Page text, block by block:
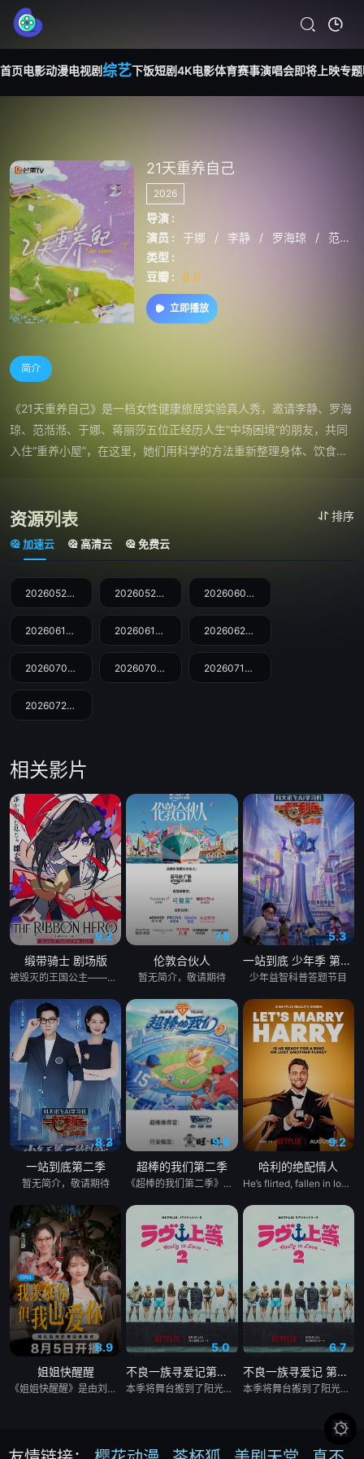
首页电影动漫电视剧综艺下饭短剧4K电影体育赛事演唱会即将上映专题
21天重养自己
2026
导演 :
演员 :
于娜 / 李静 / 罗海琼 /
范湉湉
类型 :
豆瓣 :
6.0
立即播放
简介
《21天重养自己》是一档女性健康旅居实验真人秀，邀请李静、罗海
琼、范湉湉、于娜、蒋丽莎五位正经历人生“中场困境”的朋友，共同
入住“重养小屋”，在这里，她们用科学的方法重新整理身体、饮食与
能性。观众也将与姐姐们共同完成一场“宠养”之旅，在线同步检测、
打卡、记录变化，和姐姐们一起修复能量，更新生活。
资源列表 排序
加速云 高清云 免费云
20260520第1期 20260527第2期 20260603第3期
20260610第4期 20260617第5期 20260624第6期
20260701第7期 20260708(第8期) 20260715第9期
20260722第10期
相关影片
9.2
缎带骑士 剧场版
被毁灭的王国公主——萨菲娅。 灾厄“内尔伽勒”夺走了她故乡希尔弗兰的一切，她在绝望的尽头，抵达了戈尔德兰。 她怀抱着过往，在人们的温柔相待中，开始觅得一丝微小的希望。 然而，仿佛是为了嘲弄这份平静的日常，灾厄“内尔伽勒”再度降临。 曾将故乡化为灰烬的绝望，如今又要夺走这片土地的光芒。 ——已经，不会再失去任何东西。也不会让任何人失去。 少女拂去悲伤的泪水，执剑而起。 这是一个系上缎带、决心反抗命运的，属于一位英雄的故事。
7.8
伦敦合伙人
暂无简介，敬请期待
5.3
一站到底 少年季 第2季
少年益智科普答题节目
8.3
一站到底第二季
暂无简介，敬请期待
9.6
超棒的我们第二季
《超棒的我们第二季》是一档运动竞技成长类真人秀，集结多位棒球少年，以多维度考核争夺席位，层层比拼后选拔9位少年锁定首发，与强队对决。全程记录少年们从独自拼搏到凝聚团魂的成长，打造兼具竞技性与观赏性的青春成长纪实。
9.2
哈利的绝配情人
He’s flirted, fallen in love, hooked up, and broken up. He’s even proposed with a candy ring. But now, in the new series Let’s Marry Harry, Harry Jowsey’s ready for the real thing. After traveling all across the Netflix Reality Universe in search of his soulmate (see: Too Hot to Handle and Perfect Match as evidence), Jowsey will date a new pool of potential matches in hopes of ...
8.9
姐姐快醒醒
《姐姐快醒醒》是由刘恋主理的一档女性向视频播客节目，每期邀请一位有故事女性嘉宾来到刘恋家中，展开轻松、真实的朋友式对谈。节目围绕成长、关系、职场、情绪与人生选择等话题，呈现不同女性在聚光灯之外鲜活、有共鸣的一面。
5.0
不良一族寻爱记第二季
本季将舞台搬到了阳光明媚的冲绳，来自日本各地的暴走族与不良男女齐聚新学校。他们将带着各自复杂的过去在海边展开共同生活，不仅直面碰撞的火花与羁绊，也在真挚的恋爱中寻求“人生重启”的蜕变。
6.7
不良一族寻爱记 第二季
本季将舞台搬到了阳光明媚的冲绳，来自日本各地的暴走族与不良男女齐聚新学校。他们将带着各自复杂的过去在海边展开共同生活，不仅直面碰撞的火花与羁绊，也在真挚的恋爱中寻求“人生重启”的蜕变。
